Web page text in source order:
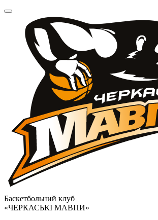
Баскетбольний клуб
«ЧЕРКАСЬКІ МАВПИ»